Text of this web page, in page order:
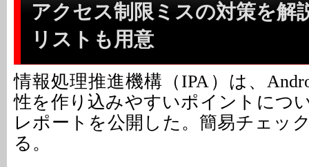
アクセス制限ミスの対策を解
リストも用意
情報処理推進機構（IPA）は、
性を作り込みやすいポイントにつ
レポートを公開した。簡易チェッ
る。